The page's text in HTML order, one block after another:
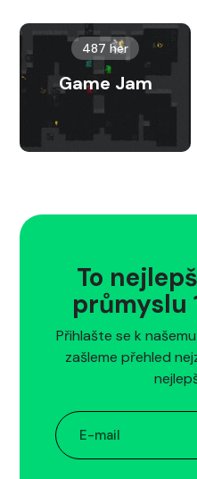
487 her
Game Jam
To
průmyslu
Přihlašte se k
zašleme přehled